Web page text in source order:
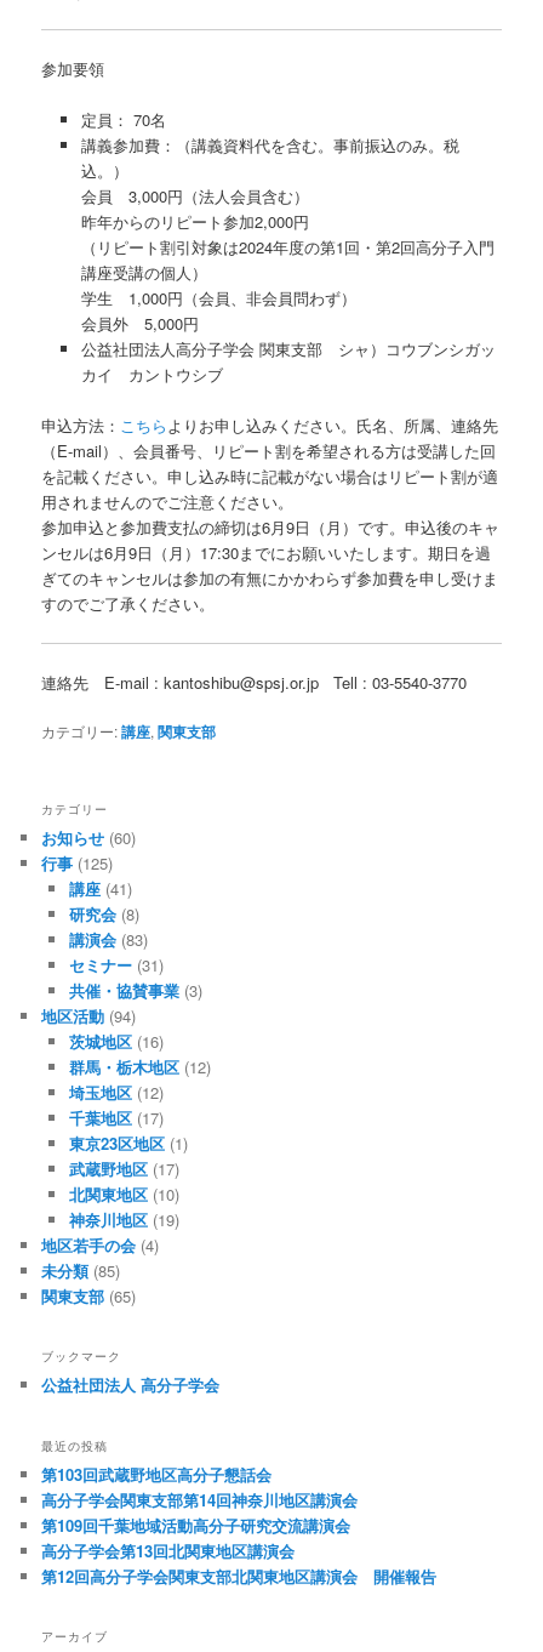
参加要領
定員： 70名
講義参加費：（講義資料代を含む。事前振込のみ。税
込。）
会員 3,000円（法人会員含む）
昨年からのリピート参加2,000円
（リピート割引対象は2024年度の第1回・第2回高分子入門
講座受講の個人）
学生 1,000円（会員、非会員問わず）
会員外 5,000円
公益社団法人高分子学会 関東支部 シャ）コウブンシガッ
カイ カントウシブ
申込方法： こちらよりお申し込みください。氏名、所属、連絡先
（E-mail）、会員番号、リピート割を希望される方は受講した回
を記載ください。申し込み時に記載がない場合はリピート割が適
用されませんのでご注意ください。
参加申込と参加費支払の締切は6月9日（月）です。申込後のキャ
ンセルは6月9日（月）17:30までにお願いいたします。期日を過
ぎてのキャンセルは参加の有無にかかわらず参加費を申し受けま
すのでご了承ください。
連絡先 E-mail : kantoshibu@spsj.or.jp Tell : 03-5540-3770
カテゴリー:講座,関東支部
カテゴリー
お知らせ (60)
行事 (125)
講座(41)
研究会(8)
講演会(83)
セミナー(31)
共催・協賛事業(3)
地区活動 (94)
茨城地区(16)
群馬・栃木地区(12)
埼玉地区(12)
千葉地区(17)
東京23区地区(1)
武蔵野地区(17)
北関東地区(10)
神奈川地区(19)
地区若手の会 (4)
未分類(85)
関東支部 (65)
ブックマーク
公益社団法人 高分子学会
最近の投稿
第103回武蔵野地区高分子懇話会
高分子学会関東支部第14回神奈川地区講演会
第109回千葉地域活動高分子研究交流講演会
高分子学会第13回北関東地区講演会
第12回高分子学会関東支部北関東地区講演会 開催報告
アーカイブ